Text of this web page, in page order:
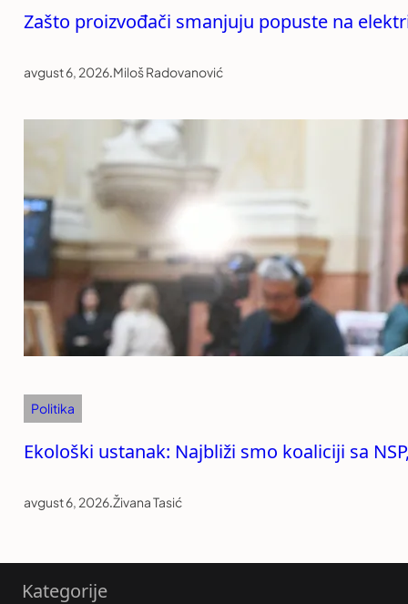
Zašto proizvođači smanjuju popuste na
avgust 6, 2026.Miloš Radovanović
Politika
Ekološki ustanak: Najbliži smo koaliciji sa
avgust 6, 2026.Živana Tasić
Kategorije